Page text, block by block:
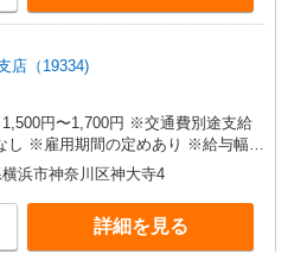
店（19334)
円〜1,700円 ※交通費別途支給
雇用期間の定めあり ※給与幅は
よる
浜市神奈川区神大寺4
詳細を見る